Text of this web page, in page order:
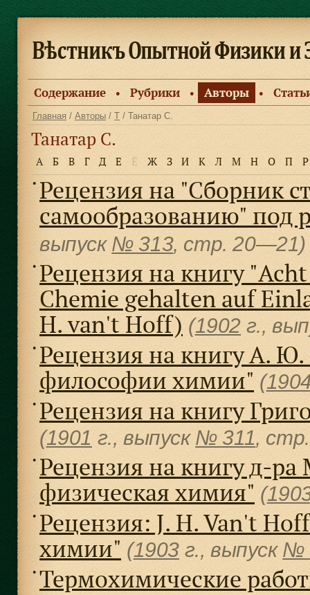
Содержание ● Рубрики ● Авторы ●
Главная / Авторы / Т / Танатар С.
Танатар С.
А Б В Г Д Е Ё Ж З И К Л М Н О П Р
● Рецензия на "Сборник
самообразованию" под
выпуск № 313, cтр.
● Рецензия на книгу
Chemie gehalten auf
H. van't Hoff) (1902 г.,
● Рецензия на книгу А.
философии химии" (
● Рецензия на книгу
(1901 г., выпуск № 311,
● Рецензия на книгу д-
физическая химия" (
● Рецензия: J. H. Van't
химии" (1903 г., выпуск №
● Термохимические